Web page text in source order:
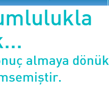
almaya dönük